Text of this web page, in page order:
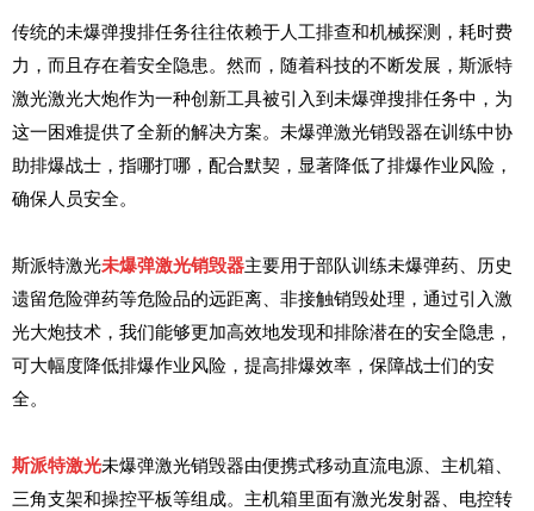
传统的未爆弹搜排任务往往依赖于人工排查和机械探测，耗时费
力，而且存在着安全隐患。然而，随着科技的不断发展，斯派特
激光激光大炮作为一种创新工具被引入到未爆弹搜排任务中，为
这一困难提供了全新的解决方案。 未爆弹激光销毁器在训练中协
助排爆战士，指哪打哪，配合默契，显著降低了排爆作业风险，
确保人员安全。
斯派特激光未爆弹激光销毁器主要用于部队训练未爆弹药、历史
遗留危险弹药等危险品的远距离、非接触销毁处理，通过引入激
光大炮技术，我们能够更加高效地发现和排除潜在的安全隐患，
可大幅度降低排爆作业风险， 提高排爆效率， 保障战士们的安
全。
斯派特激光未爆弹激光销毁器由便携式移动直流电源、主机箱、
三角支架和操控平板等组成。主机箱里面有激光发射器、电控转